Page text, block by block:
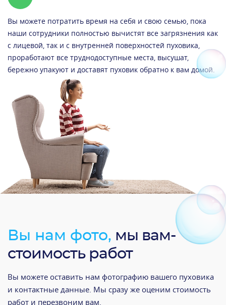
Вы можете потратить время на себя и свою семью, пока
наши сотрудники полностью вычистят все загрязнения как
с лицевой, так и с внутренней поверхностей пуховика,
проработают все труднодоступные места, высушат,
бережно упакуют и доставят пуховик обратно к вам домой.
Вы нам фото, мы вам-
стоимость работ
Вы можете оставить нам фотографию вашего пуховика
и контактные данные. Мы сразу же оценим стоимость
работ и перезвоним вам.